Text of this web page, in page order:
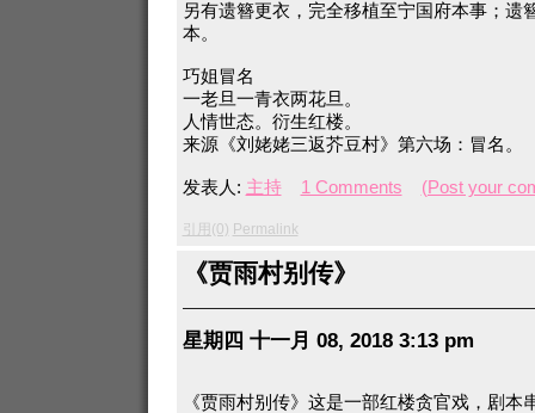
另有遗簪更衣，完全移植至宁国府本事；遗
本。
巧姐冒名
一老旦一青衣两花旦。
人情世态。衍生红楼。
来源《刘姥姥三返芥豆村》第六场：冒名。
发表人: 主持 1 Comments (Post your
引用(0) Permalink
《贾雨村别传》
星期四 十一月 08, 2018 3:13 pm
《贾雨村别传》这是一部红楼贪官戏，剧